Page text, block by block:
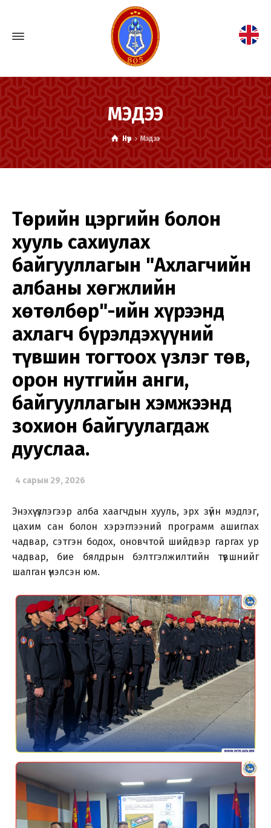
МЭДЭЭ
Нүүр Мэдээ
Төрийн цэргийн болон
хууль сахиулах
байгууллагын "Ахлагчийн
албаны хөгжлийн
хөтөлбөр"-ийн хүрээнд
ахлагч бүрэлдэхүүний
түвшин тогтоох үзлэг төв,
орон нутгийн анги,
байгууллагын хэмжээнд
зохион байгуулагдаж
дууслаа.
4 сарын 29, 2026
Энэхүү үзлэгээр алба хаагчдын хууль, эрх зүйн мэдлэг,
цахим сан болон хэрэглээний программ ашиглах
чадвар, сэтгэн бодох, оновчтой шийдвэр гаргах ур
чадвар, бие бялдрын бэлтгэлжилтийн түвшнийг
шалган үнэлсэн юм.